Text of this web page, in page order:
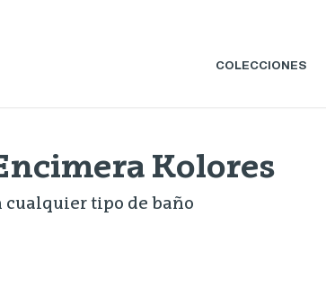
COLECCIONES
Kolores
tipo de baño